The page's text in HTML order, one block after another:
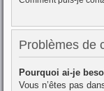
Problèmes de
Pourquoi ai-je
Vous n’êtes pas